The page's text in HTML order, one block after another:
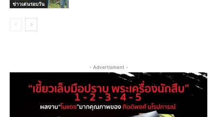
ข่าวเด่นรอบวัน
- Advertisment -